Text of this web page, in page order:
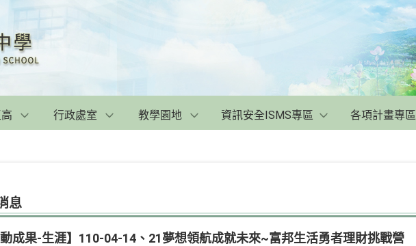
行政處室 教學園地 資訊安全ISMS專區 各項計畫專區
息
動成果-生涯】110-04-14、21夢想領航成就未來~富邦生活勇者理財挑戰營